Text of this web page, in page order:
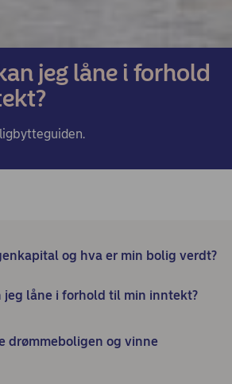
jeg låne i forhold
og hva er min bolig verdt?
jeg låne i forhold til min inntekt?
drømmeboligen og vinne